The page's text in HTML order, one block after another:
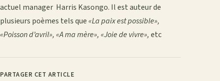
actuel manager Harris Kasongo. Il est auteur de
plusieurs poèmes tels que«La paix est possible»,
«Poisson d’avril», «A ma mère», «Joie de vivre»,etc
PARTAGER CET ARTICLE